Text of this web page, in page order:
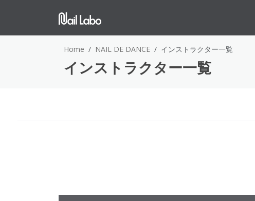
Home NAIL DE DANCE インストラクター一覧
インストラクター一覧